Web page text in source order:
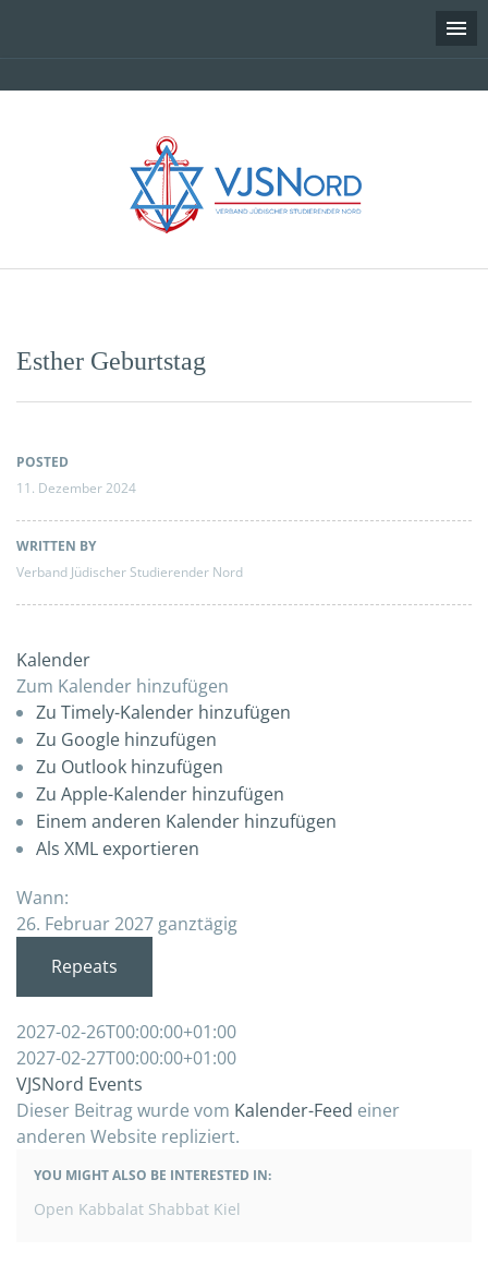
content
Esther Geburtstag
POSTED
11. Dezember 2024
WRITTEN BY
Verband Jüdischer Studierender Nord
Kalender
Zum Kalender hinzufügen
Zu Timely-Kalender hinzufügen
Zu Google hinzufügen
Zu Outlook hinzufügen
Zu Apple-Kalender hinzufügen
Einem anderen Kalender hinzufügen
Als XML exportieren
Wann:
26. Februar 2027 ganztägig
Repeats
2027-02-26T00:00:00+01:00
2027-02-27T00:00:00+01:00
VJSNord Events
Dieser Beitrag wurde vom Kalender-Feed einer
anderen Website repliziert.
YOU MIGHT ALSO BE INTERESTED IN:
BEITRAGSNAVIGATION
Open Kabbalat Shabbat Kiel